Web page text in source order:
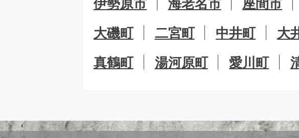
大磯町
二宮町 中井町 大
真鶴町
湯河原町 愛川町